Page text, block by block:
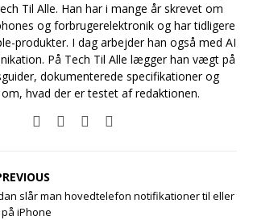
Til Alle. Han har i mange år skrevet om
og forbrugerelektronik og har tidligere
produkter. I dag arbejder han også med AI
På Tech Til Alle lægger han vægt på
dokumenterede specifikationer og
hvad der er testet af redaktionen.
slår man hovedtelefon notifikationer til eller
iPhone